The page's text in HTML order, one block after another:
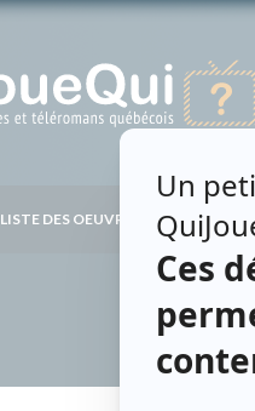
LISTE DES OEUVRES LISTE